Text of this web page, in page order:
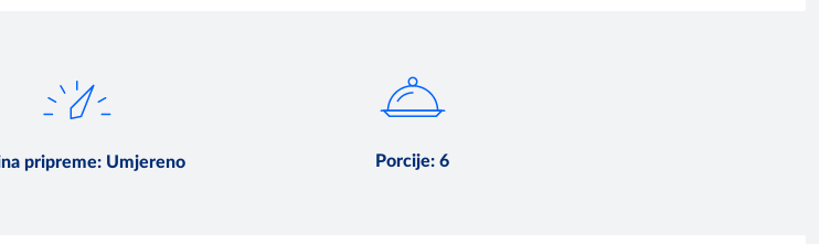
pripreme: Umjereno Porcije:6